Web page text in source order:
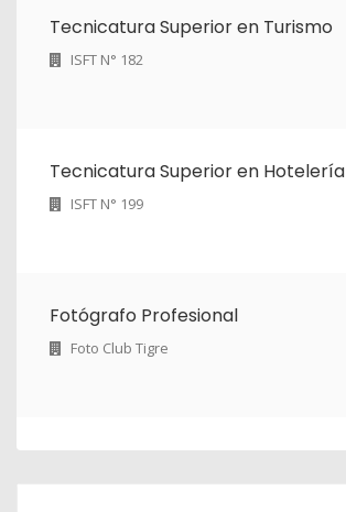
Tecnicatura Superior en Turismo
ISFT N° 182
Tecnicatura Superior en Hotelería
ISFT N° 199
Fotógrafo Profesional
Foto Club Tigre